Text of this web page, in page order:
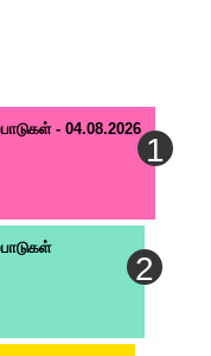
- 04.08.2026